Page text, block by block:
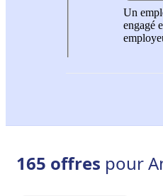
Un
engagé
165 offres pour